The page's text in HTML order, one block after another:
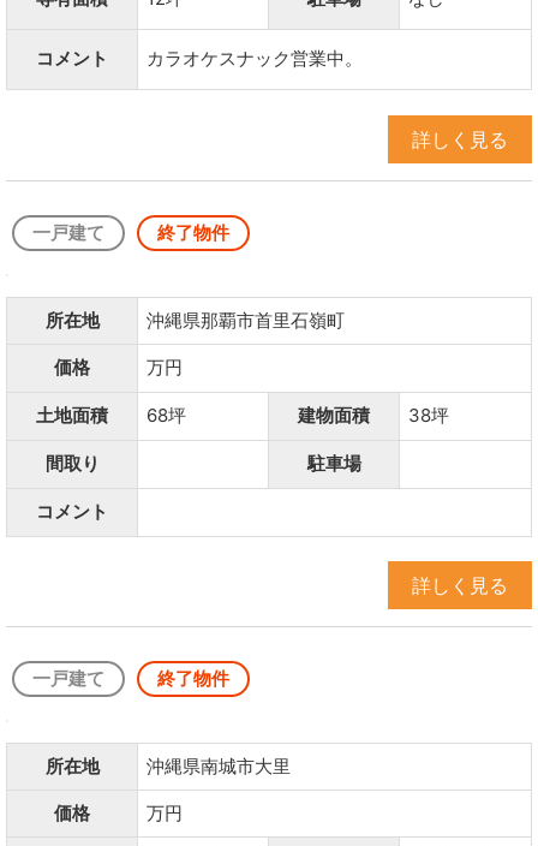
コメント カラオケスナック営業中。
詳しく見る
一戸建て 終了物件
所在地 沖縄県那覇市首里石嶺町
価格 万円
土地面積 68坪 建物面積 38坪
間取り 駐車場
コメント
詳しく見る
一戸建て 終了物件
所在地 沖縄県南城市大里
価格 万円